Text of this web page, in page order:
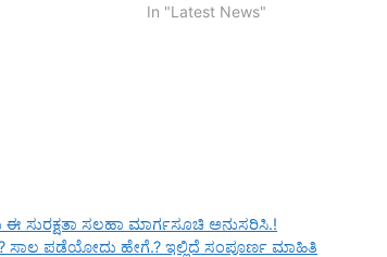
In "Latest News"
ಈ ಸುರಕ್ಷತಾ ಸಲಹಾ ಮಾರ್ಗಸೂಚಿ ಅನುಸರಿಸಿ.!
ಸಾಲ ಪಡೆಯೋದು ಹೇಗೆ.? ಇಲ್ಲಿದೆ ಸಂಪೂರ್ಣ ಮಾಹಿತಿ